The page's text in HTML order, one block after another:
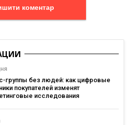
Залишити коментар
группы без людей: как цифровые
покупателей изменят
исследования